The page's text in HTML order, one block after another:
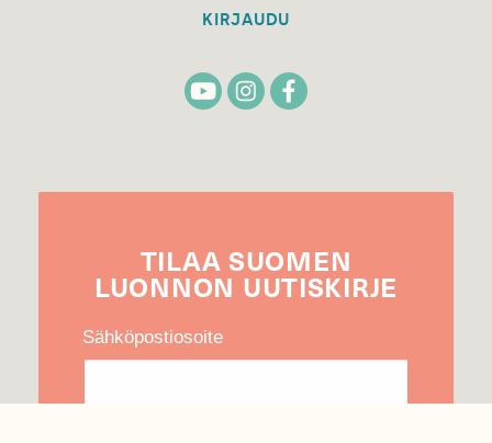
KIRJAUDU
TILAA SUOMEN
LUONNON UUTIS­KIRJE
Sähköpostiosoite